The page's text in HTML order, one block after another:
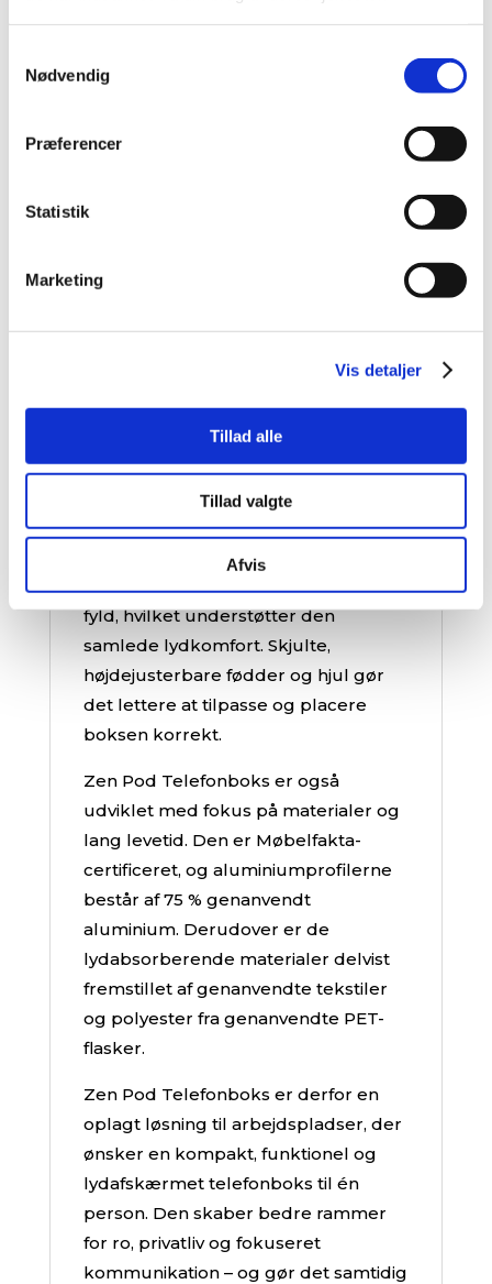
Nødvendig
Præferencer
Statistik
Marketing
Vis detaljer
Tillad alle
Tillad valgte
Afvis
indvendigt udtryk.
mål på B: 120 cm x D: 120 cm x H: 231
D: 102 cm x H: 210 cm. Med en vægt
til professionel brug, samtidig med at
nem at integrere i forskellige
Boksen er konstrueret med en
coated ramme af post-consumer
genanvendt aluminium og et gulv
med vævet bouclé-tæppe. Gulvet
indeholder et lydblokerende
sandwichelement med spånplade,
heavy-layer og genanvendt akustisk
fyld, hvilket understøtter den
samlede lydkomfort. Skjulte,
højdejusterbare fødder og hjul gør
det lettere at tilpasse og placere
boksen korrekt.
Zen Pod Telefonboks er også
udviklet med fokus på materialer og
lang levetid. Den er Møbelfakta-
certificeret, og aluminiumprofilerne
består af 75 % genanvendt
aluminium. Derudover er de
lydabsorberende materialer delvist
fremstillet af genanvendte tekstiler
og polyester fra genanvendte PET-
flasker.
Zen Pod Telefonboks er derfor en
oplagt løsning til arbejdspladser, der
ønsker en kompakt, funktionel og
lydafskærmet telefonboks til én
person. Den skaber bedre rammer
for ro, privatliv og fokuseret
kommunikation – og gør det samtidig